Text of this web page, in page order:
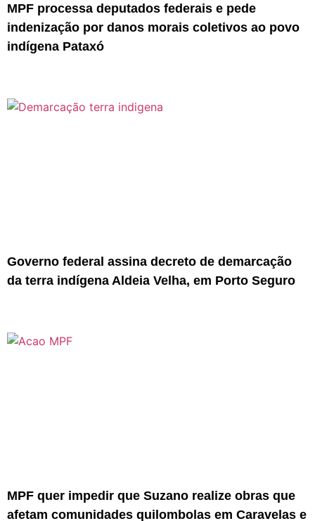
MPF processa deputados federais e pede
indenização por danos morais coletivos ao povo
indígena Pataxó
Governo federal assina decreto de demarcação
da terra indígena Aldeia Velha, em Porto Seguro
MPF quer impedir que Suzano realize obras que
afetam comunidades quilombolas em Caravelas e